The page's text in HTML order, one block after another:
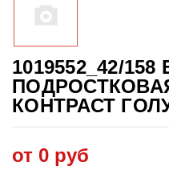
1019552_42/
КОНТРАСТ
от 0 руб